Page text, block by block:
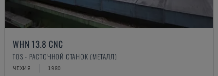
WHN 13.8 CNC
TOS - РАСТОЧНОЙ СТАНОК (МЕТАЛЛ)
ЧЕХИЯ 1980